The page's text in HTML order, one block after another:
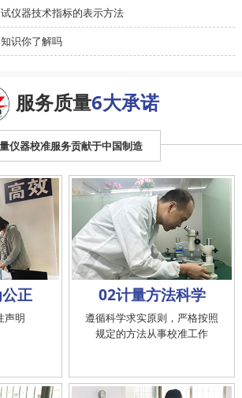
仪器技术指标的表示方法
识你了解吗
服务质量6大承诺
仪器校准服务贡献于中国制造
正
声明
02计量方法科学
遵循科学求实原则，严格按照
规定的方法从事校准工作